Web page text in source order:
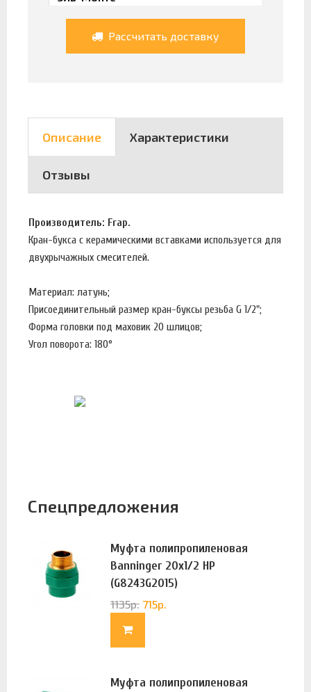
Рассчитать доставку
Описание Характеристики
Отзывы
Производитель: Frap.
Кран-букса с керамическими вставками используется для
двухрычажных смесителей.
Материал: латунь;
Присоединительный размер кран-буксы резьба G 1/2";
Форма головки под маховик 20 шлицов;
Угол поворота: 180°
Спецпредложения
Муфта полипропиленовая
Banninger 20х1/2 НР
(G8243G2015)
1135р. 715р.
Муфта полипропиленовая